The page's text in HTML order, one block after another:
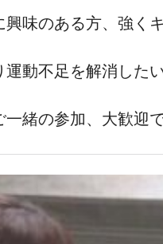
味のある方、強く
動不足を解消した
一緒の参加、大歓迎